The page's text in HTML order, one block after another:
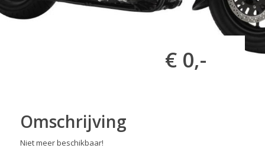
€ 0,-
Omschrijving
Niet meer beschikbaar!